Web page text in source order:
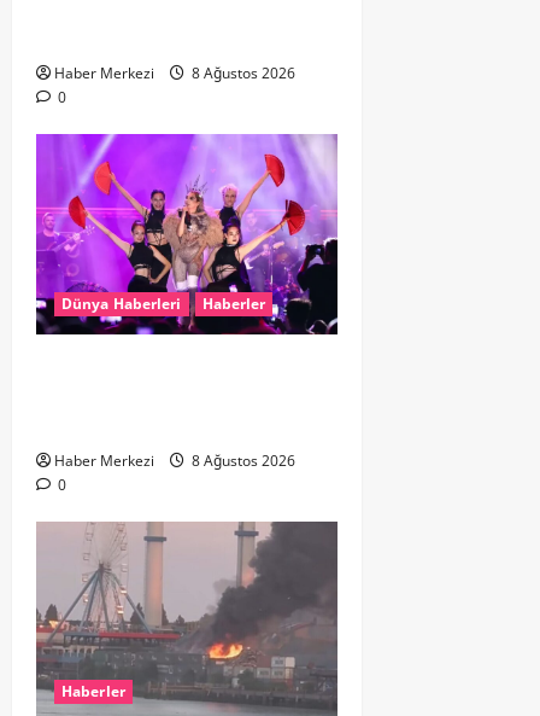
Haber Merkezi
8 Ağustos 2026
0
Dünya Haberleri Haberler
Haber Merkezi
8 Ağustos 2026
0
Haberler